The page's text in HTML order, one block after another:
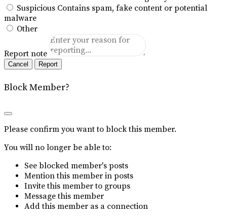
Suspicious Contains spam, fake content or potential
malware
Other
Report note
Report
Block Member?
Please confirm you want to block this member.
You will no longer be able to:
See blocked member's posts
Mention this member in posts
Invite this member to groups
Message this member
Add this member as a connection